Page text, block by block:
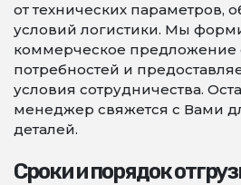
от технических параметров,
условий логистики. Мы
коммерческое предложение
потребностей и
условия сотрудничества.
менеджер свяжется с Вами
деталей.
Сроки и порядок